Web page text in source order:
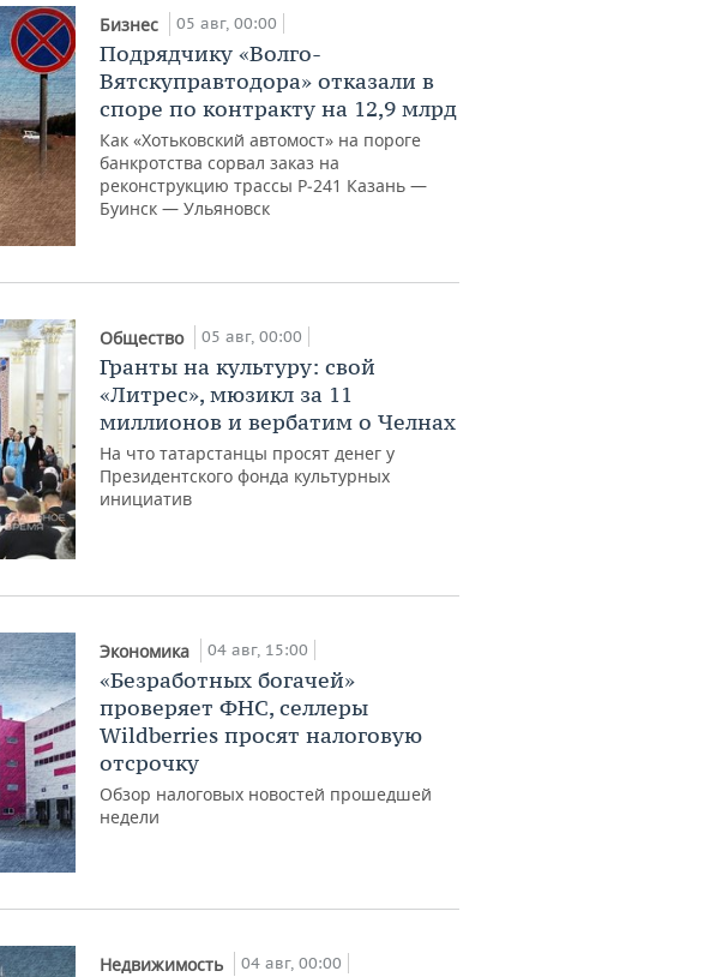
Бизнес 05 авг, 00:00
Подрядчику «Волго-
Вятскуправтодора» отказали в
споре по контракту на 12,9 млрд
Как «Хотьковский автомост» на пороге
банкротства сорвал заказ на
реконструкцию трассы Р‑241 Казань —
Буинск — Ульяновск
Общество 05 авг, 00:00
Гранты на культуру: свой
«Литрес», мюзикл за 11
миллионов и вербатим о Челнах
На что татарстанцы просят денег у
Президентского фонда культурных
инициатив
Экономика 04 авг, 15:00
«Безработных богачей»
проверяет ФНС, селлеры
Wildberries просят налоговую
отсрочку
Обзор налоговых новостей прошедшей
недели
Недвижимость 04 авг, 00:00